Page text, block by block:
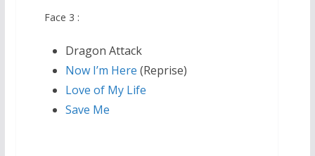
Face 3 :
Dragon Attack
Now I’m Here (Reprise)
Love of My Life
Save Me